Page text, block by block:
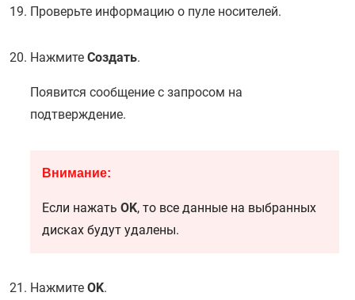
Проверьте информацию о пуле носителей.
Нажмите Создать.
Появится сообщение с запросом на
подтверждение.
Внимание:
Если нажать OK, то все данные на выбранных
дисках будут удалены.
Нажмите OK.